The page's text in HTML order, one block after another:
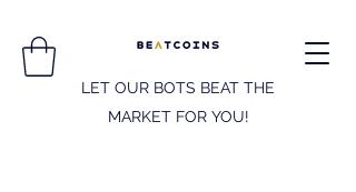
LET OUR BOTS BEAT THE
MARKET FOR YOU!